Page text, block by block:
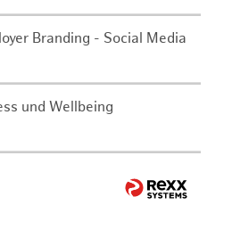
Branding - Social Media
und Wellbeing